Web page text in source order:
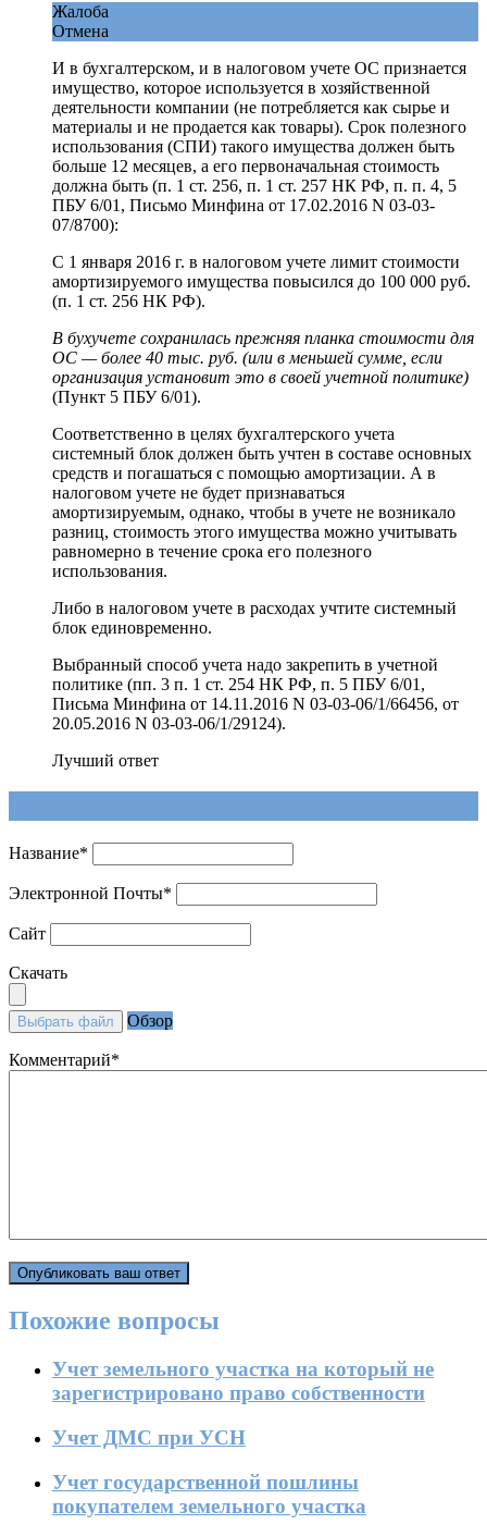
Жалоба
Отмена
И в бухгалтерском, и в налоговом учете ОС признается
имущество, которое используется в хозяйственной
деятельности компании (не потребляется как сырье и
материалы и не продается как товары). Срок полезного
использования (СПИ) такого имущества должен быть
больше 12 месяцев, а его первоначальная стоимость
должна быть (п. 1 ст. 256, п. 1 ст. 257 НК РФ, п. п. 4, 5
ПБУ 6/01, Письмо Минфина от 17.02.2016 N 03-03-
07/8700):
С 1 января 2016 г. в налоговом учете лимит стоимости
амортизируемого имущества повысился до 100 000 руб.
(п. 1 ст. 256 НК РФ).
В бухучете сохранилась прежняя планка стоимости для
ОС — более 40 тыс. руб. (или в меньшей сумме, если
организация установит это в своей учетной политике)
(Пункт 5 ПБУ 6/01).
Соответственно в целях бухгалтерского учета
системный блок должен быть учтен в составе основных
средств и погашаться с помощью амортизации. А в
налоговом учете не будет признаваться
амортизируемым, однако, чтобы в учете не возникало
разниц, стоимость этого имущества можно учитывать
равномерно в течение срока его полезного
использования.
Либо в налоговом учете в расходах учтите системный
блок единовременно.
Выбранный способ учета надо закрепить в учетной
политике (пп. 3 п. 1 ст. 254 НК РФ, п. 5 ПБУ 6/01,
Письма Минфина от 14.11.2016 N 03-03-06/1/66456, от
20.05.2016 N 03-03-06/1/29124).
Лучший ответ
Название*
Электронной Почты*
Сайт
Скачать
Выбрать файл Обзор
Комментарий*
Похожие вопросы
Учет земельного участка на который не
зарегистрировано право собственности
Учет ДМС при УСН
Учет государственной пошлины
покупателем земельного участка